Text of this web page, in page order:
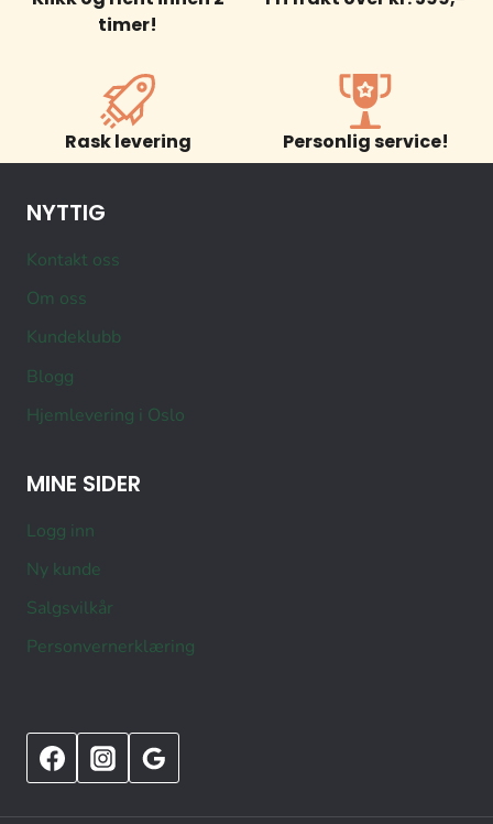
timer!
Rask levering Personlig service!
NYTTIG
Kontakt oss
Om oss
Kundeklubb
Blogg
Hjemlevering i Oslo
MINE SIDER
Logg inn
Ny kunde
Salgsvilkår
Personvernerklæring